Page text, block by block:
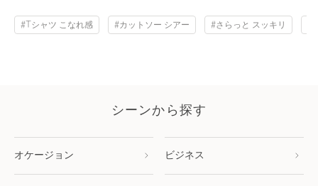
#Tシャツ こなれ感 #カットソー シアー #さらっと スッキリ
シーンから探す
オケージョン ビジネス